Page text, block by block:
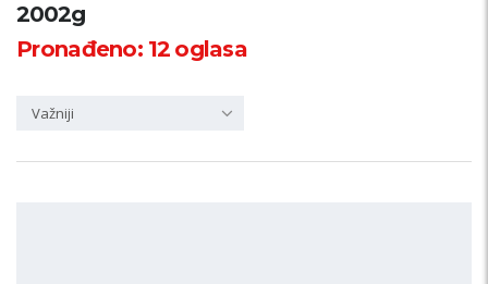
Županija
2002g
Pronađeno: 12oglasa
Važniji